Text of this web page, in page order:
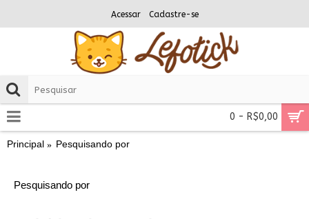
Acessar Cadastre-se
0 - R$0,00
Principal Pesquisando por
Pesquisando por